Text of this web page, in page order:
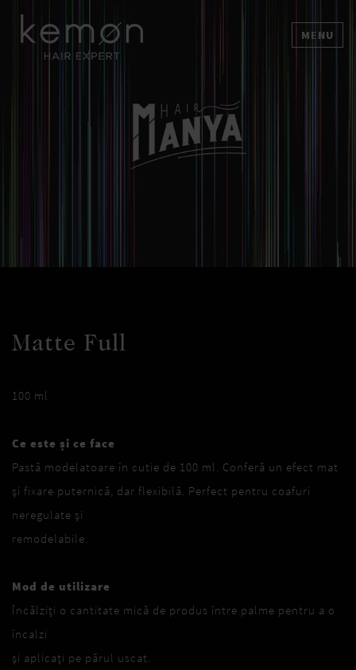
MENU
Matte Full
100 ml
Ce este și ce face
Pastă modelatoare în cutie de 100 ml. Conferă un efect mat
și fixare puternică, dar flexibilă. Perfect pentru coafuri
neregulate și
remodelabile.
Mod de utilizare
Încălziți o cantitate mică de produs între palme pentru a o
încalzi
și aplicați pe părul uscat.